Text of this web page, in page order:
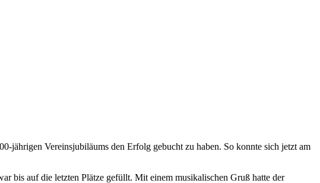
jährigen Vereinsjubiläums den Erfolg gebucht zu haben. So konnte sich jetzt am
bis auf die letzten Plätze gefüllt. Mit einem musikalischen Gruß hatte der